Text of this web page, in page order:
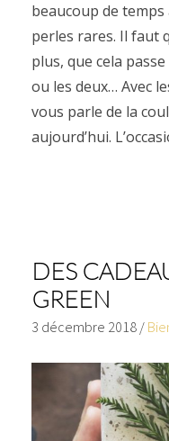
beaucoup de
perles rares. Il faut
plus, que cela
ou les deux… Avec
vous parle de la
aujourd’hui.
DES
GREEN
3 décembre 2018/